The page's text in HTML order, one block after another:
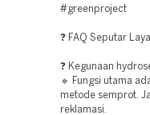
#greenproject
❓ FAQ Seputar
❓ Kegunaan
🔹 Fungsi utama
metode semprot.
reklamasi.